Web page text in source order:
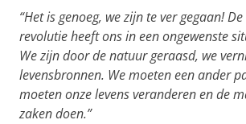
“Het is genoeg, we zijn te ver gegaan!
revolutie heeft ons in een ongewenste
We zijn door de natuur geraasd, we
levensbronnen. We moeten een ander
moeten onze levens veranderen en de
zaken doen.”